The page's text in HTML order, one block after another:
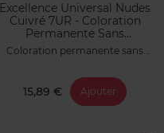
Excellence Universal Nudes
Cuivré 7UR - Coloration
Permanente Sans
Ammoniaque
Coloration permanente sans
15,89 € Ajouter